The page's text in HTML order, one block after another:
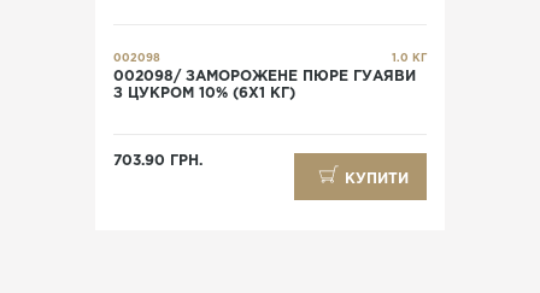
002098 1.0 КГ
002098/ ЗАМОРОЖЕНЕ ПЮРЕ ГУАЯВИ
З ЦУКРОМ 10% (6X1 КГ)
703.90 ГРН.
КУПИТИ